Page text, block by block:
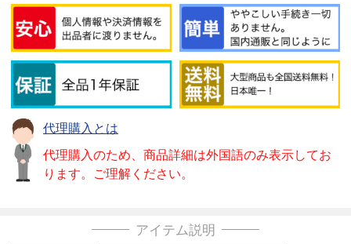
代理購入とは
代理購入のため、商品詳細は外国語のみ表示してお
ります。ご理解ください。
アイテム説明